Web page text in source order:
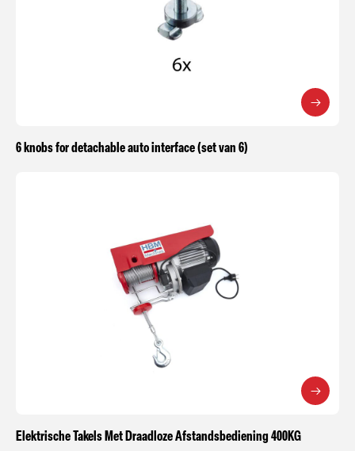
6 knobs for detachable auto interface (set van 6)
Elektrische Takels Met Draadloze Afstandsbediening 400KG